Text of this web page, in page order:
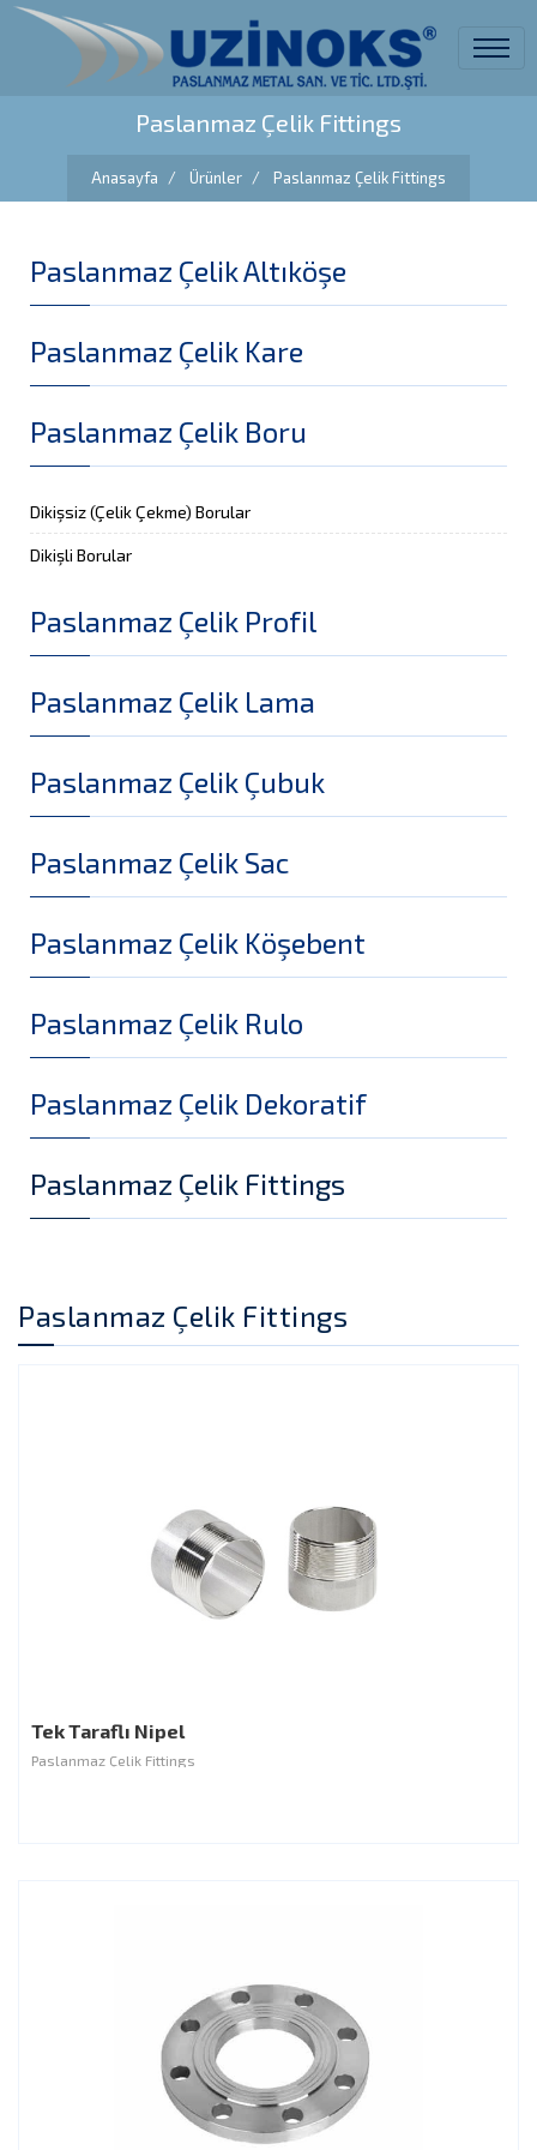
Paslanmaz Çelik Fittings
Anasayfa Ürünler Paslanmaz Çelik Fittings
Paslanmaz Çelik Altıköşe
Paslanmaz Çelik Kare
Paslanmaz Çelik Boru
Dikişsiz (Çelik Çekme) Borular
Dikişli Borular
Paslanmaz Çelik Profil
Paslanmaz Çelik Lama
Paslanmaz Çelik Çubuk
Paslanmaz Çelik Sac
Paslanmaz Çelik Köşebent
Paslanmaz Çelik Rulo
Paslanmaz Çelik Dekoratif
Paslanmaz Çelik Fittings
Paslanmaz Çelik Fittings
Tek Taraflı Nipel
Paslanmaz Çelik Fittings